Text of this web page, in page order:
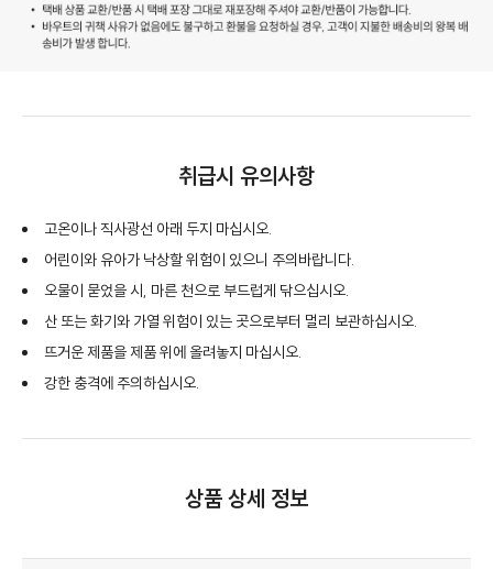
취급시 유의사항
고온이나 직사광선 아래 두지 마십시오.
어린이와 유아가 낙상할 위험이 있으니 주의바랍니다.
오물이 묻었을 시, 마른 천으로 부드럽게 닦으십시오.
산 또는 화기와 가열 위험이 있는 곳으로부터 멀리 보관하십시오.
뜨거운 제품을 제품 위에 올려놓지 마십시오.
강한 충격에 주의하십시오.
상품 상세 정보